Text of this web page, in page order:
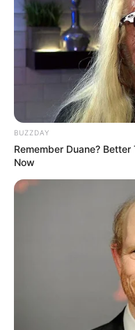
BUZZDAY
Remember Duane?
Now